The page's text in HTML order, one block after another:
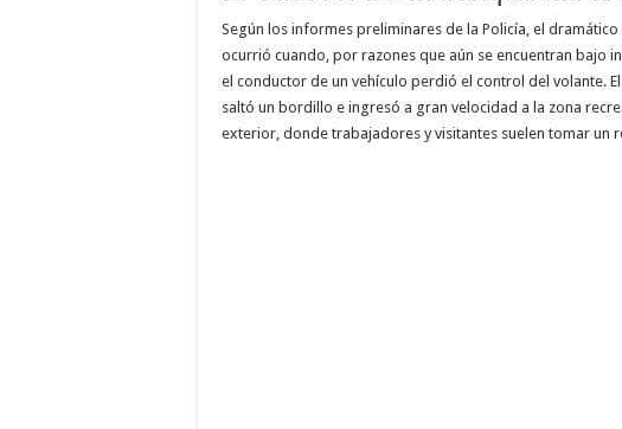
Según los informes preliminares de la Policía, el dramático
ocurrió cuando, por razones que aún se encuentran bajo
el conductor de un vehículo perdió el control del volante.
saltó un bordillo e ingresó a gran velocidad a la zona
exterior, donde trabajadores y visitantes suelen tomar un